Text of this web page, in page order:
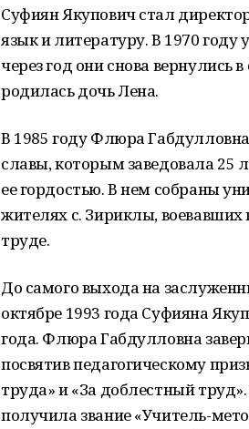
Суфиян Якупович стал
язык и литературу. В 1970
через год они снова вернулись
родилась дочь Лена.
В 1985 году Флюра
славы, которым заведовала 25
ее гордостью. В нем собраны
жителях с. Зириклы, воевавших
труде.
До самого выхода на
октябре 1993 года Суфияна
года. Флюра Габдулловна
посвятив педагогическому
труда» и «За доблестный
получила звание «Учитель-